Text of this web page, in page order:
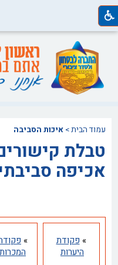
עמוד הבית>איכות הסביבה
טבלת
אכיפה
» פקודת
היערות
»
המכרות